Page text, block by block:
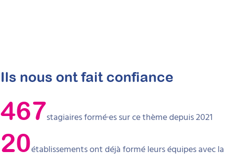
Ils nous ont fait confiance
467stagiaires formé·es sur ce thème depuis 2021
20établissements ont déjà formé leurs équipes avec